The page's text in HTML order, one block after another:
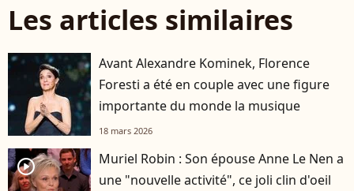
Les articles similaires
Avant Alexandre Kominek, Florence
Foresti a été en couple avec une figure
importante du monde la musique
18 mars 2026
player2
Muriel Robin : Son épouse Anne Le Nen a
une "nouvelle activité", ce joli clin d'oeil